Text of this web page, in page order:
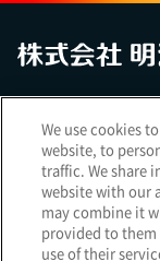
アクセシビリティ
Cookie Settings
明治ホールディン
We use cookies
website, to
traffic. We share
website with our
may combine it
provided to
use of their